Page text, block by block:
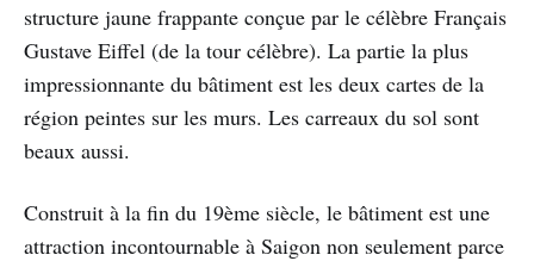
structure jaune frappante conçue par le célèbre Français
Gustave Eiffel (de la tour célèbre). La partie la plus
impressionnante du bâtiment est les deux cartes de la
région peintes sur les murs. Les carreaux du sol sont
beaux aussi.
Construit à la fin du 19ème siècle, le bâtiment est une
attraction incontournable à Saigon non seulement parce